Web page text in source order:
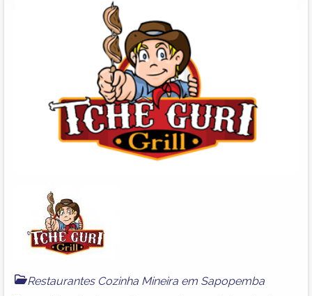
Restaurantes Cozinha Mineira em Sapopemba